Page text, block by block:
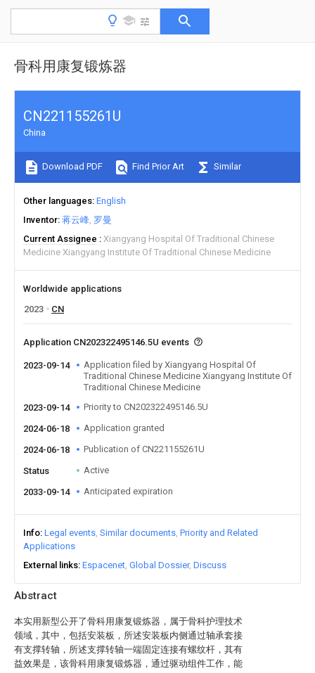
骨科用康复锻炼器
Abstract
本实用新型公开了骨科用康复锻炼器，属于骨科护理技术
领域，其中，包括安装板，所述安装板内侧通过轴承套接
有支撑转轴，所述支撑转轴一端固定连接有螺纹杆，其有
益效果是，该骨科用康复锻炼器，通过驱动组件工作，能
CN221155261U
China
Download PDF Find Prior Art Similar
Other languages English
Inventor 蒋云峰 罗曼
Current Assignee
Xiangyang Hospital Of Traditional Chinese
Medicine Xiangyang Institute Of Traditional Chinese Medicine
Worldwide applications
2023
CN
Application CN202322495146.5U events
2023-09-14
Application filed by Xiangyang Hospital Of
Traditional Chinese Medicine Xiangyang Institute Of
Traditional Chinese Medicine
2023-09-14
Priority to CN202322495146.5U
2024-06-18 Application granted
2024-06-18 Publication of CN221155261U
Status Active
2033-09-14 Anticipated expiration
Info Legal events Similar documents Priority and Related
Applications
External links Espacenet Global Dossier Discuss